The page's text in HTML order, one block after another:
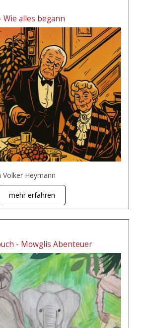
alles begann
Heymann
mehr erfahren
- Mowglis Abenteuer